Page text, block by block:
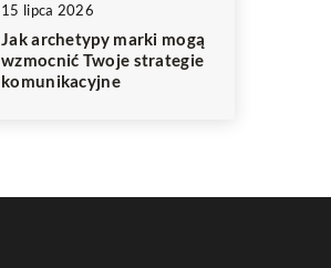
15 lipca 2026
Jak archetypy marki mogą
wzmocnić Twoje strategie
komunikacyjne